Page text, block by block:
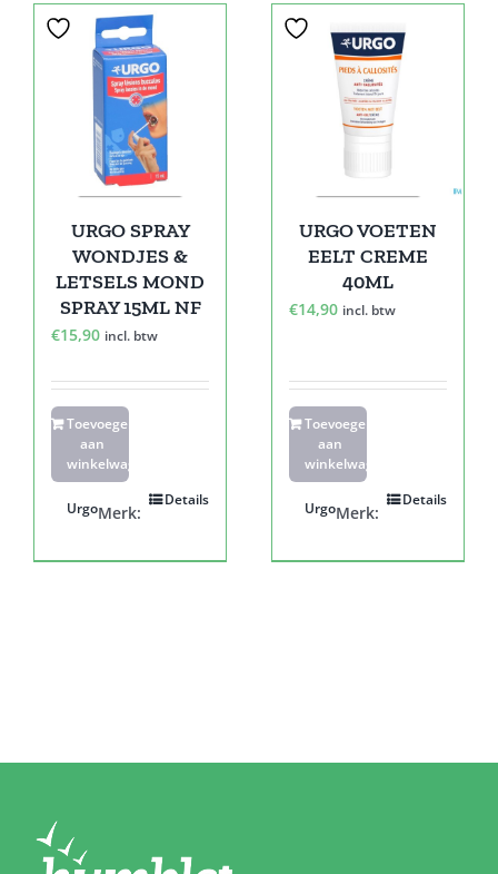
URGO SPRAY
WONDJES &
LETSELS MOND
SPRAY 15ML NF
€15,90 incl. btw
Toevoegen
aan
winkelwagen
Details
Merk:
Urgo
URGO VOETEN
EELT CREME
40ML
€14,90 incl. btw
Toevoegen
aan
winkelwagen
Details
Merk:
Urgo